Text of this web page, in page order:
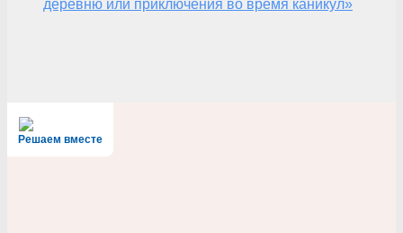
деревню или приключения во время каникул»
Решаем вместе